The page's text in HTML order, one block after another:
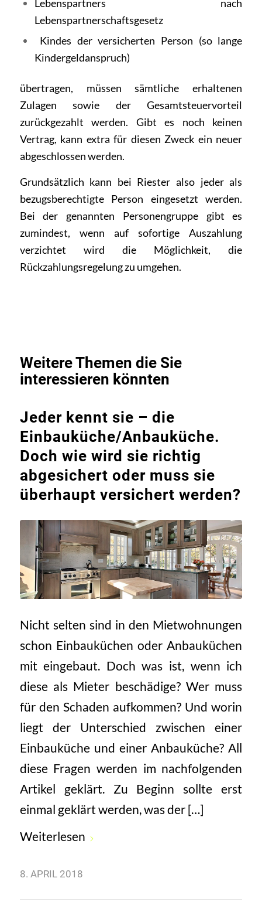
Lebenspartners nach
Lebenspartnerschaftsgesetz
Kindes der versicherten Person (so lange
Kindergeldanspruch)
übertragen, müssen sämtliche erhaltenen
Zulagen sowie der Gesamtsteuervorteil
zurückgezahlt werden. Gibt es noch keinen
Vertrag, kann extra für diesen Zweck ein neuer
abgeschlossen werden.
Grundsätzlich kann bei Riester also jeder als
bezugsberechtigte Person eingesetzt werden.
Bei der genannten Personengruppe gibt es
zumindest, wenn auf sofortige Auszahlung
verzichtet wird die Möglichkeit, die
Rückzahlungsregelung zu umgehen.
Weitere Themen die Sie
interessieren könnten
Jeder kennt sie – die
Einbauküche/Anbauküche.
Doch wie wird sie richtig
abgesichert oder muss sie
überhaupt versichert werden?
Nicht selten sind in den Mietwohnungen
schon Einbauküchen oder Anbauküchen
mit eingebaut. Doch was ist, wenn ich
diese als Mieter beschädige? Wer muss
für den Schaden aufkommen? Und worin
liegt der Unterschied zwischen einer
Einbauküche und einer Anbauküche? All
diese Fragen werden im nachfolgenden
Artikel geklärt. Zu Beginn sollte erst
einmal geklärt werden, was der […]
Weiterlesen
8. APRIL 2018